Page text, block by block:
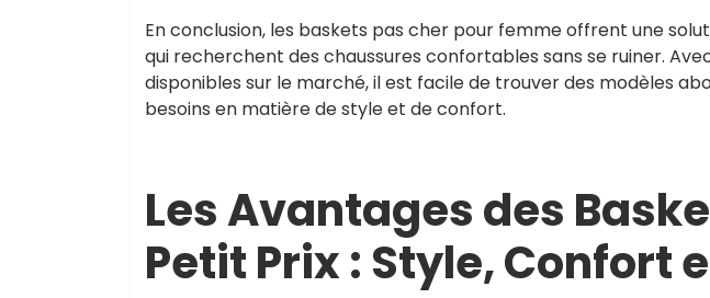
En conclusion, les baskets pas cher pour femme offrent une
qui recherchent des chaussures confortables sans se ruiner.
disponibles sur le marché, il est facile de trouver des modèles
besoins en matière de style et de confort.
Les Avantages des
Petit Prix : Style, Confort